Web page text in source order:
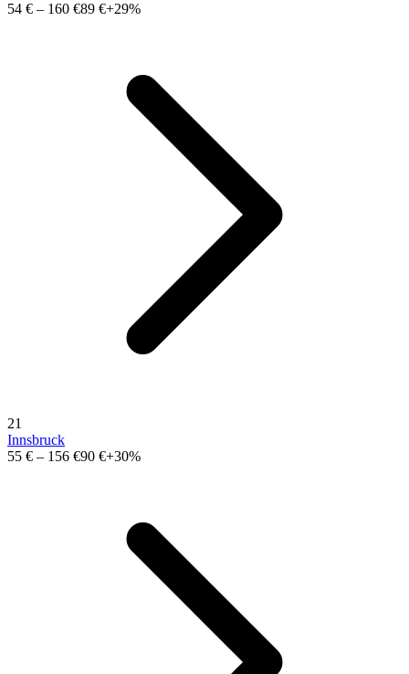
54 € – 160 €89 €+29%
21
Innsbruck
55 € – 156 €90 €+30%